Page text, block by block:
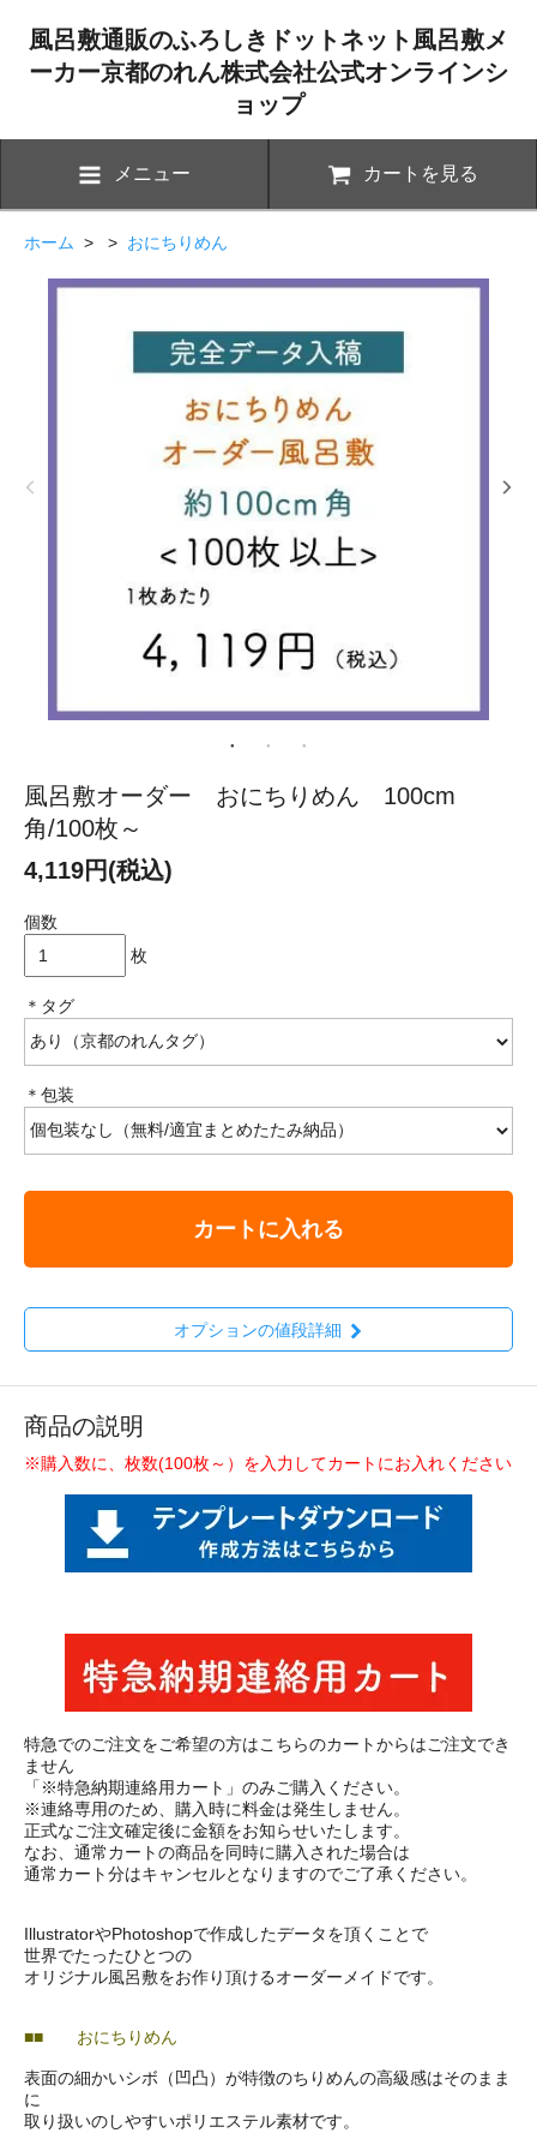
風呂敷通販のふろしきドットネット風呂敷メ
ーカー京都のれん株式会社公式オンラインシ
ョップ
メニュー カートを見る
ホーム > > おにちりめん
風呂敷オーダー おにちりめん 100cm
角/100枚～
4,119円(税込)
個数
枚
＊タグ
＊包装
カートに入れる
オプションの値段詳細
商品の説明
※購入数に、枚数(100枚～）を入力してカートにお入れください
特急でのご注文をご希望の方はこちらのカートからはご注文でき
ません
「※特急納期連絡用カート」のみご購入ください。
※連絡専用のため、購入時に料金は発生しません。
正式なご注文確定後に金額をお知らせいたします。
なお、通常カートの商品を同時に購入された場合は
通常カート分はキャンセルとなりますのでご了承ください。
IllustratorやPhotoshopで作成したデータを頂くことで
世界でたったひとつの
オリジナル風呂敷をお作り頂けるオーダーメイドです。
■■ おにちりめん
表面の細かいシボ（凹凸）が特徴のちりめんの高級感はそのまま
に
取り扱いのしやすいポリエステル素材です。